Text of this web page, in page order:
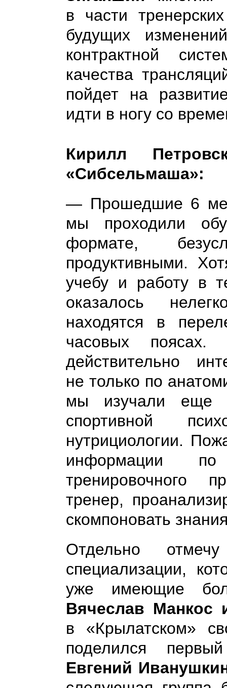
в части
будущих
контрактной
качества
пойдет на
идти в ногу со
Кирилл
«Сибсельмаша»:
— Прошедшие 6
мы проходили
формате,
продуктивными.
учебу и работу в
оказалось
находятся в
часовых
действительно
не только по
мы изучали еще
спортивной
нутрициологии.
информации
тренировочного
тренер,
скомпоновать
Отдельно
специализации,
уже имеющие
Вячеслав Манкос
в «Крылатском»
поделился
Евгений